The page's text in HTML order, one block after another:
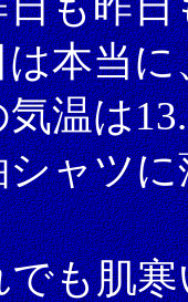
は本当
温は
シャツ
でも肌